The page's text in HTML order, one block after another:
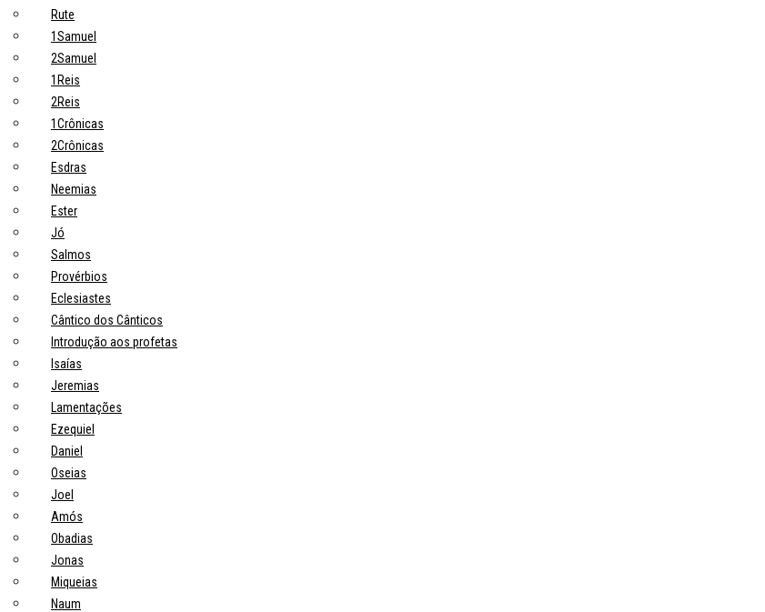
Rute
1Samuel
2Samuel
1Reis
2Reis
1Crônicas
2Crônicas
Esdras
Neemias
Ester
Jó
Salmos
Provérbios
Eclesiastes
Cântico dos Cânticos
Introdução aos profetas
Isaías
Jeremias
Lamentações
Ezequiel
Daniel
Oseias
Joel
Amós
Obadias
Jonas
Miqueias
Naum